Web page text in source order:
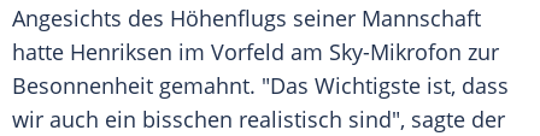
Angesichts des Höhenflugs seiner Mannschaft
hatte Henriksen im Vorfeld am Sky-Mikrofon zur
Besonnenheit gemahnt. "Das Wichtigste ist, dass
wir auch ein bisschen realistisch sind", sagte der